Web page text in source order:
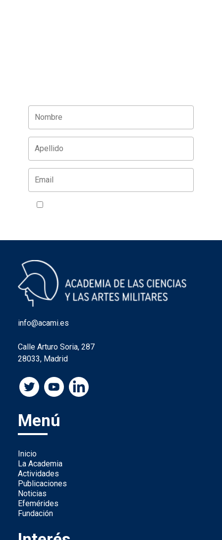
info@acami.es
Calle Arturo Soria, 287
28033, Madrid
Menú
Inicio
La Academia
Actividades
Publicaciones
Noticias
Efemérides
Fundación